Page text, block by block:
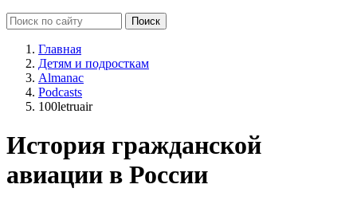
Главная
Детям и подросткам
Almanac
Podcasts
100letruair
История гражданской
авиации в России